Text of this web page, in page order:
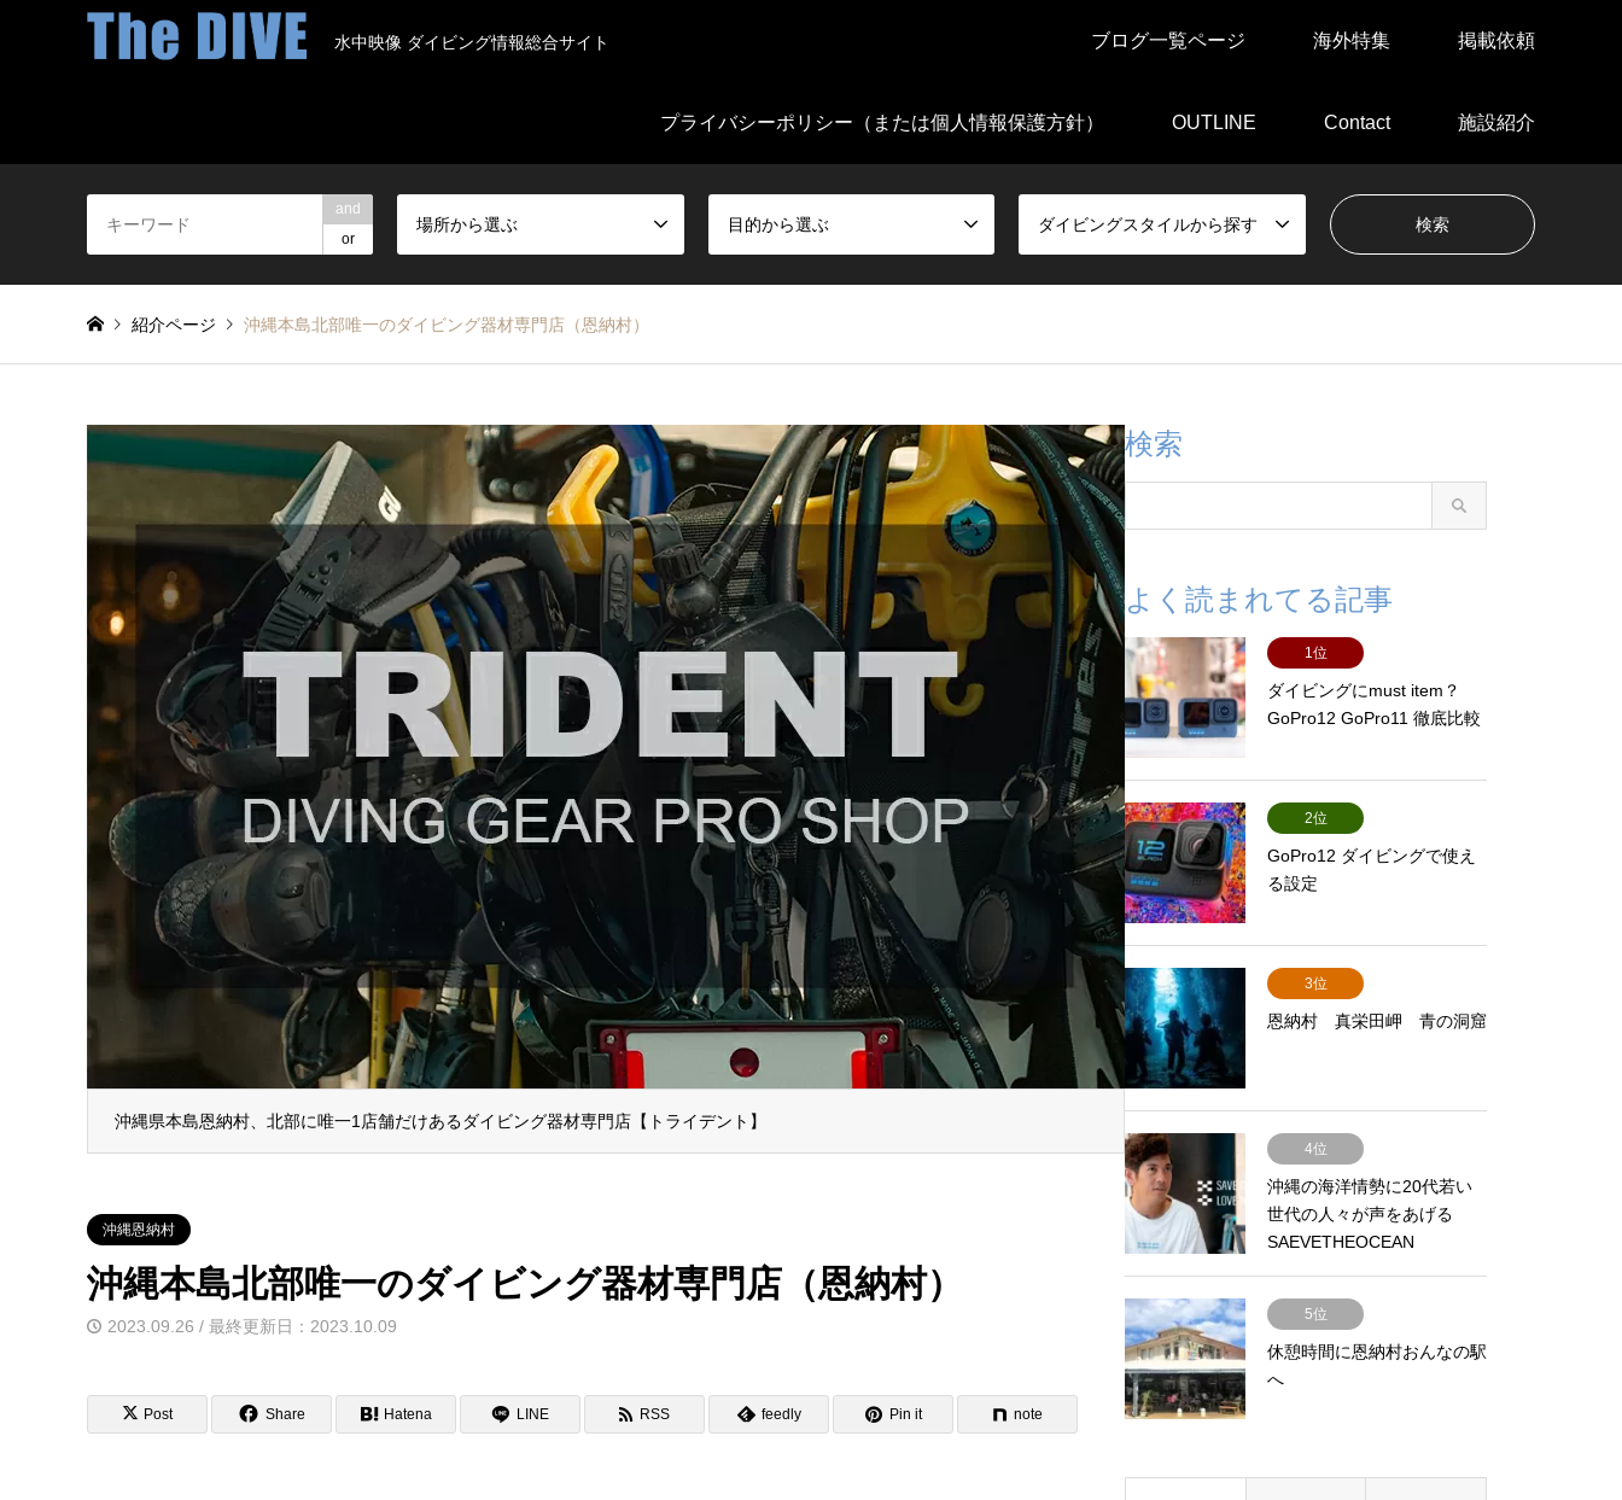
水中映像 ダイビング情報総合サイト ブログ一覧ページ 海外特集 掲載依頼
プライバシーポリシー（または個人情報保護方針） OUTLINE Contact 施設紹介
and
or
場所から選ぶ 目的から選ぶ ダイビングスタイルから探す
紹介ページ 沖縄本島北部唯一のダイビング器材専門店（恩納村）
沖縄県本島恩納村、北部に唯一1店舗だけあるダイビング器材専門店【トライデント】
沖縄恩納村
沖縄本島北部唯一のダイビング器材専門店（恩納村）
2023.09.26 / 最終更新日：2023.10.09
Post Share Hatena LINE RSS feedly Pin it note
検索
よく読まれてる記事
1位
ダイビングにmust item？
GoPro12 GoPro11 徹底比較
2位
GoPro12 ダイビングで使え
る設定
3位
恩納村 真栄田岬 青の洞窟
4位
沖縄の海洋情勢に20代若い
世代の人々が声をあげる
SAEVETHEOCEAN
5位
休憩時間に恩納村おんなの駅
へ